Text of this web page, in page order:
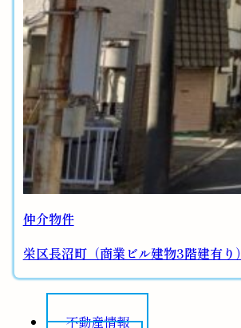
仲介物件
栄区長沼町（商業ビル建物3階建有り）
不動産情報